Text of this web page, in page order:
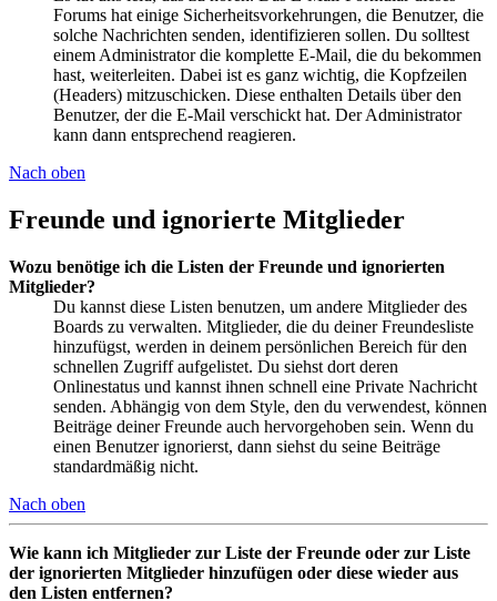
Forums hat einige Sicherheitsvorkehrungen, die Benutzer, die
solche Nachrichten senden, identifizieren sollen. Du solltest
einem Administrator die komplette E-Mail, die du bekommen
hast, weiterleiten. Dabei ist es ganz wichtig, die Kopfzeilen
(Headers) mitzuschicken. Diese enthalten Details über den
Benutzer, der die E-Mail verschickt hat. Der Administrator
kann dann entsprechend reagieren.
Nach oben
Freunde und ignorierte Mitglieder
Wozu benötige ich die Listen der Freunde und ignorierten
Mitglieder?
Du kannst diese Listen benutzen, um andere Mitglieder des
Boards zu verwalten. Mitglieder, die du deiner Freundesliste
hinzufügst, werden in deinem persönlichen Bereich für den
schnellen Zugriff aufgelistet. Du siehst dort deren
Onlinestatus und kannst ihnen schnell eine Private Nachricht
senden. Abhängig von dem Style, den du verwendest, können
Beiträge deiner Freunde auch hervorgehoben sein. Wenn du
einen Benutzer ignorierst, dann siehst du seine Beiträge
standardmäßig nicht.
Nach oben
Wie kann ich Mitglieder zur Liste der Freunde oder zur Liste
der ignorierten Mitglieder hinzufügen oder diese wieder aus
den Listen entfernen?